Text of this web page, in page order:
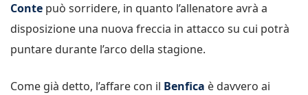
Conte può sorridere, in quanto l’allenatore avrà a
disposizione una nuova freccia in attacco su cui potrà
puntare durante l’arco della stagione.
Come già detto, l’affare con il Benfica è davvero ai